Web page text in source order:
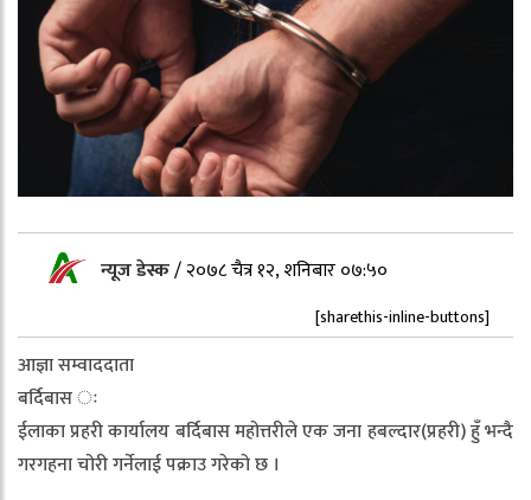
न्यूज डेस्क/२०७८ चैत्र १२, शनिबार ०७:५०
[sharethis-inline-buttons]
आज्ञा सम्वाददाता
बर्दिबास ः
ईलाका प्रहरी कार्यालय बर्दिबास महोत्तरीले एक जना हबल्दार(प्रहरी) हुँ भन्दै
गरगहना चोरी गर्नेलाई पक्राउ गरेको छ ।